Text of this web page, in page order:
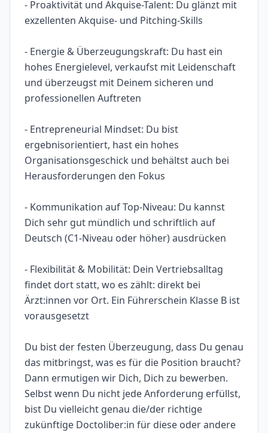
- Proaktivität und Akquise-Talent: Du glänzt mit
exzellenten Akquise- und Pitching-Skills
- Energie & Überzeugungskraft: Du hast ein
hohes Energielevel, verkaufst mit Leidenschaft
und überzeugst mit Deinem sicheren und
professionellen Auftreten
- Entrepreneurial Mindset: Du bist
ergebnisorientiert, hast ein hohes
Organisationsgeschick und behältst auch bei
Herausforderungen den Fokus
- Kommunikation auf Top-Niveau: Du kannst
Dich sehr gut mündlich und schriftlich auf
Deutsch (C1-Niveau oder höher) ausdrücken
- Flexibilität & Mobilität: Dein Vertriebsalltag
findet dort statt, wo es zählt: direkt bei
Ärzt:innen vor Ort. Ein Führerschein Klasse B ist
vorausgesetzt
Du bist der festen Überzeugung, dass Du genau
das mitbringst, was es für die Position braucht?
Dann ermutigen wir Dich, Dich zu bewerben.
Selbst wenn Du nicht jede Anforderung erfüllst,
bist Du vielleicht genau die/der richtige
zukünftige Doctoliber:in für diese oder andere